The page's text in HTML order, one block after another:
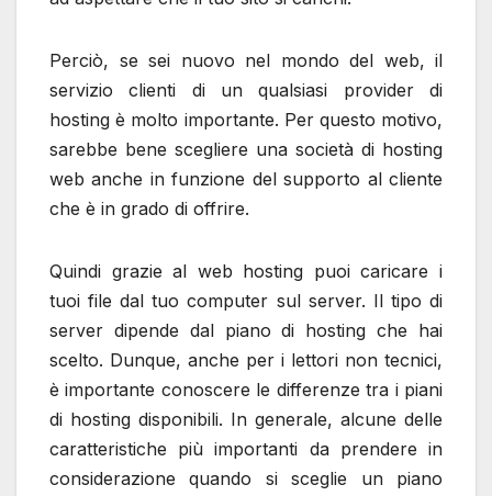
Perciò, se sei nuovo nel mondo del web, il
servizio clienti di un qualsiasi provider di
hosting è molto importante. Per questo motivo,
sarebbe bene scegliere una società di hosting
web anche in funzione del supporto al cliente
che è in grado di offrire.
Quindi grazie al web hosting puoi caricare i
tuoi file dal tuo computer sul server. Il tipo di
server dipende dal piano di hosting che hai
scelto. Dunque, anche per i lettori non tecnici,
è importante conoscere le differenze tra i piani
di hosting disponibili. In generale, alcune delle
caratteristiche più importanti da prendere in
considerazione quando si sceglie un piano